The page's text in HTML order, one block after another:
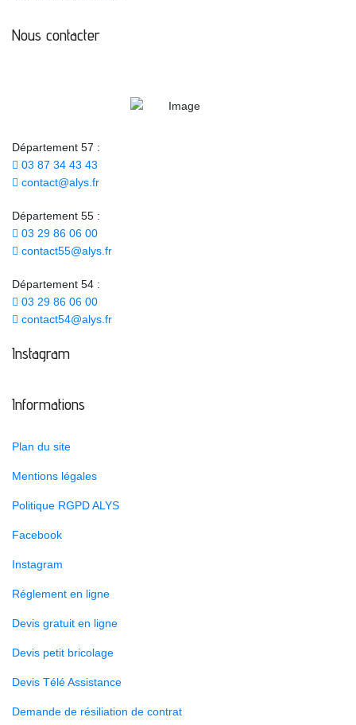
Nous contacter
Département 57 :
03 87 34 43 43
contact@alys.fr
Département 55 :
03 29 86 06 00
contact55@alys.fr
Département 54 :
03 29 86 06 00
contact54@alys.fr
Instagram
Informations
Plan du site
Mentions légales
Politique RGPD ALYS
Facebook
Instagram
Réglement en ligne
Devis gratuit en ligne
Devis petit bricolage
Devis Télé Assistance
Demande de résiliation de contrat